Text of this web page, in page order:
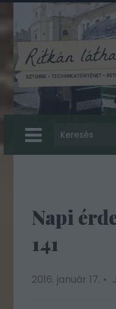
Napi
141
2016. január 17.